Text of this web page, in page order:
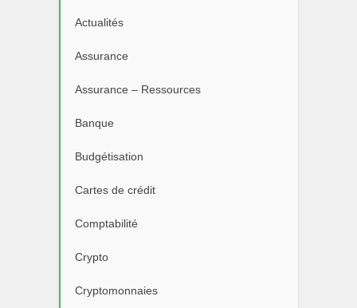
Actualités
Assurance
Assurance – Ressources
Banque
Budgétisation
Cartes de crédit
Comptabilité
Crypto
Cryptomonnaies